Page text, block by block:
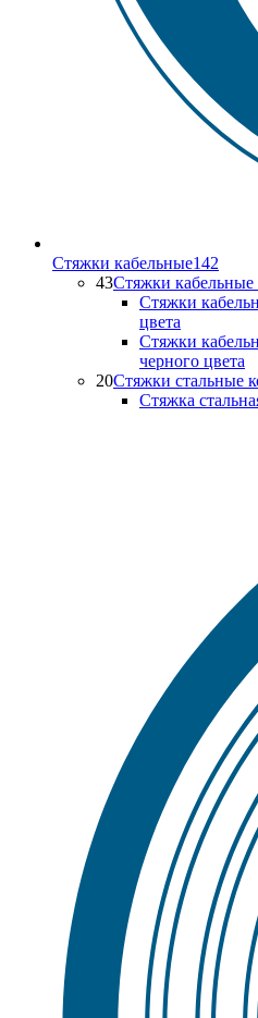
Стяжки кабельные142
43Стяжки
Стяжки
цвета
Стяжки
черного цвета
20Стяжки стальные
Стяжка